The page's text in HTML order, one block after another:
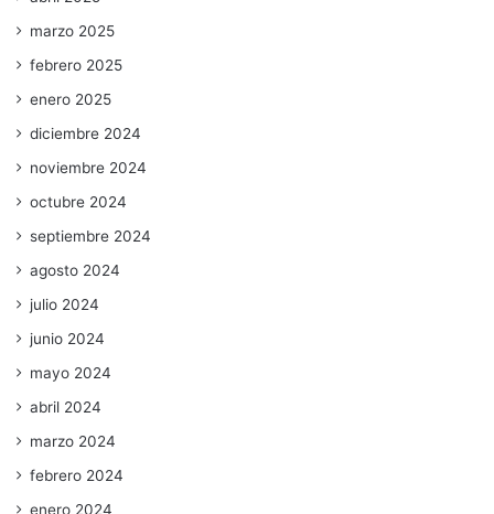
marzo 2025
febrero 2025
enero 2025
diciembre 2024
noviembre 2024
octubre 2024
septiembre 2024
agosto 2024
julio 2024
junio 2024
mayo 2024
abril 2024
marzo 2024
febrero 2024
enero 2024